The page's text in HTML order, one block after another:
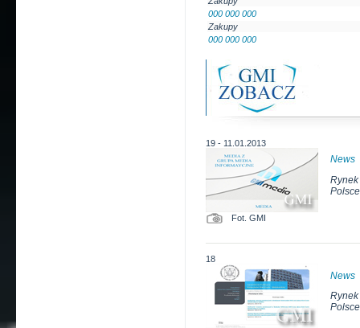
000 000 000
Zakupy
000 000 000
19 - 11.01.2013
News
Fot. GMI
18
News